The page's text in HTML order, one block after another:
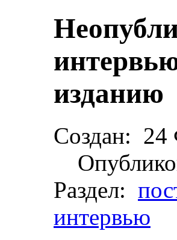
изданию
Создан: 24
Раздел:
интервью